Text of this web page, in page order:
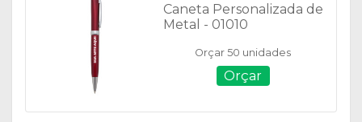
Caneta Personalizada de
Metal - 01010
Orçar 50 unidades
Orçar